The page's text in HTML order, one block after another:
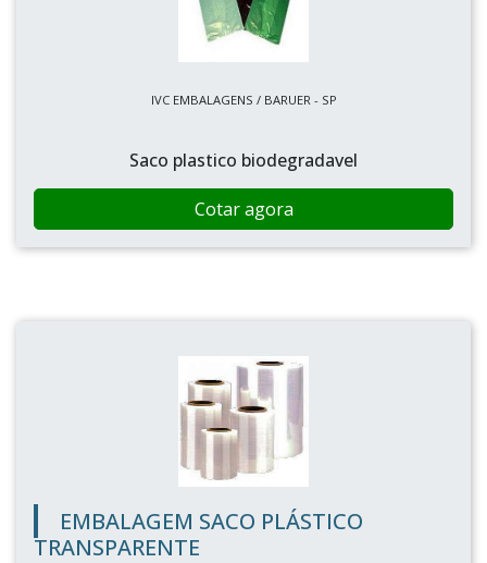
IVC EMBALAGENS / BARUER - SP
Saco plastico biodegradavel
Cotar agora
EMBALAGEM SACO PLÁSTICO
TRANSPARENTE